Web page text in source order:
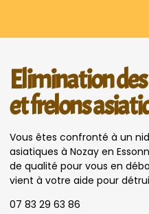
Elimination
et frelons
Vous êtes confronté à un
asiatiques à Nozay en
de qualité pour vous en
vient à votre aide pour
07 83 29 63 86